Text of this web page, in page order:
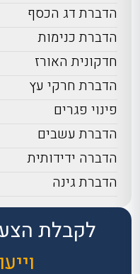
לקבלת
הדברת דג הכסף
הדברת כנימות
חדקונית האורז
הדברת חרקי עץ
פינוי פגרים
הדברת עשבים
הדברה ידידותית
הדברת גינה